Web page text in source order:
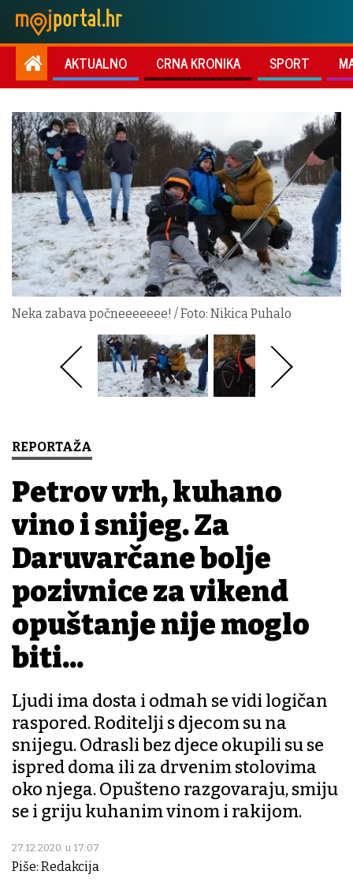
AKTUALNO CRNA KRONIKA SPORT
Neka zabava počneeeeeee! / Foto: Nikica Puhalo
REPORTAŽA
Petrov vrh, kuhano
vino i snijeg. Za
Daruvarčane bolje
pozivnice za vikend
opuštanje nije moglo
biti...
Ljudi ima dosta i odmah se vidi logičan
raspored. Roditelji s djecom su na
snijegu. Odrasli bez djece okupili su se
ispred doma ili za drvenim stolovima
oko njega. Opušteno razgovaraju, smiju
se i griju kuhanim vinom i rakijom.
27.12.2020. u 17:07
Piše: Redakcija